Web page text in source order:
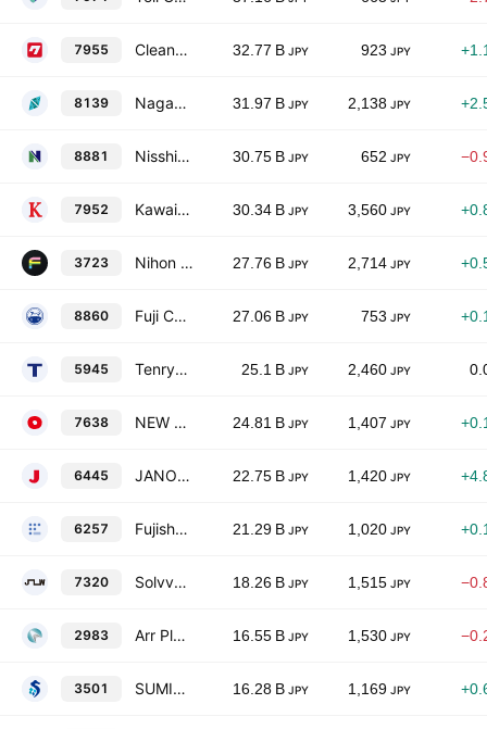
7955 Cleanup Corporation 32.77 B JPY 923 JPY
8139 Nagahori Corporation 31.97 B JPY 2,138 JPY
8881 Nisshin Group Holdings Co., Ltd. 30.75 B JPY 652 JPY
7952 Kawai Musical Instruments Manufacturing Co., Ltd. 30.34 B JPY 3,560 JPY
3723 Nihon Falcom Corporation 27.76 B JPY 2,714 JPY
8860 Fuji Corporation Limited 27.06 B JPY 753 JPY
5945 Tenryu Saw Manufacturing Co., Ltd. 25.1 B JPY 2,460 JPY
7638 NEW ART HOLDINGS Co., Ltd. 24.81 B JPY 1,407 JPY
6445 JANOME Corporation 22.75 B JPY 1,420 JPY
6257 Fujishoji Co., Ltd. 21.29 B JPY 1,020 JPY
7320 Solvvy Inc. 18.26 B JPY 1,515 JPY
2983 Arr Planner Co., Ltd. 16.55 B JPY 1,530 JPY
3501 SUMINOE Co.Ltd. 16.28 B JPY 1,169 JPY